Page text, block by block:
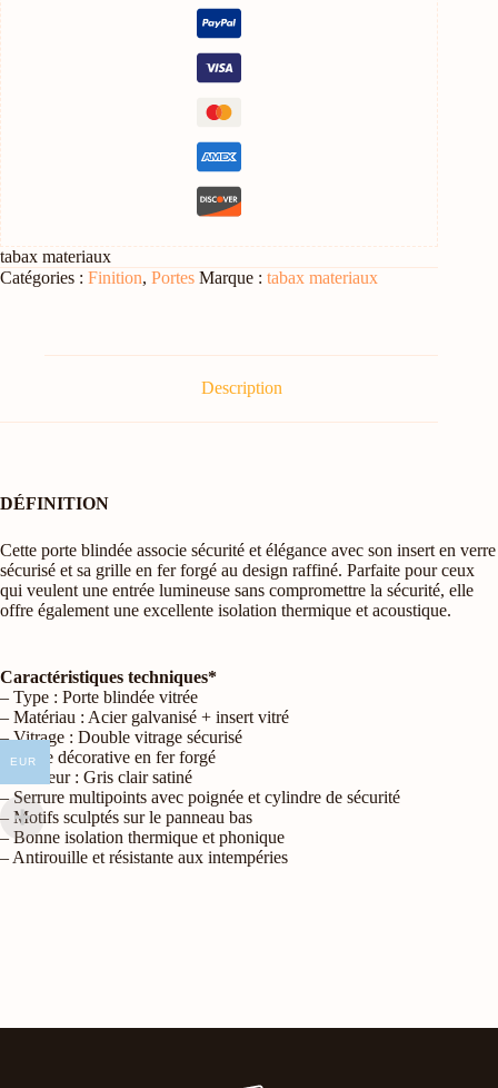
tabax materiaux
Catégories : Finition, Portes Marque : tabax materiaux
Description
DÉFINITION
Cette porte blindée associe sécurité et élégance avec son insert en verre
sécurisé et sa grille en fer forgé au design raffiné. Parfaite pour ceux
qui veulent une entrée lumineuse sans compromettre la sécurité, elle
offre également une excellente isolation thermique et acoustique.
Caractéristiques techniques*
– Type : Porte blindée vitrée
– Matériau : Acier galvanisé + insert vitré
– Vitrage : Double vitrage sécurisé
– Grille décorative en fer forgé
– Couleur : Gris clair satiné
– Serrure multipoints avec poignée et cylindre de sécurité
– Motifs sculptés sur le panneau bas
– Bonne isolation thermique et phonique
– Antirouille et résistante aux intempéries
EUR